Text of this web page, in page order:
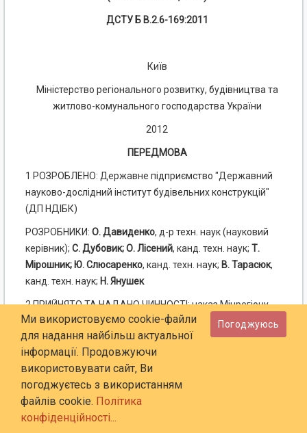
ДСТУ Б В.2.6-169:2011
Київ
Міністерство регіонального розвитку, будівництва та
житлово-комунального господарства України
2012
ПЕРЕДМОВА
1 РОЗРОБЛЕНО: Державне підприємство "Державний
науково-дослідний інститут будівельних конструкцій"
(ДП НДІБК)
РОЗРОБНИКИ: О. Давиденко, д-р техн. наук (науковий
керівник); С. Дубовик; О. Лісений, канд. техн. наук; Т.
Мірошник; Ю. Слюсаренко, канд. техн. наук; В. Тарасюк,
канд. техн. наук; Н.Янушек
2ПРИЙНЯТО ТА НАДАНО ЧИННОСТІ: наказ Мінрегіону
України від 30.12.2011 р. № 426, чинний з 2012-12-01
3 Національний стандарт відповідає ГОСТ 14098-91
"Соединения сварные арматуры и закладных изделий
железобетонных конструкций. Типы, конструкции и
размеры", окрім нормативних посилань, наведених у
додатку А
Ми використовуємо cookie-файли
для надання найбільш актуальної
інформації. Продовжуючи
використовувати сайт, Ви
погоджуєтесь з використанням
файлів cookie. Політика
конфіденційності...
Погоджуюсь